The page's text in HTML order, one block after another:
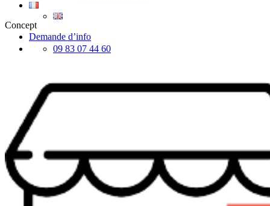
Demande d’info
09 83 07 44 60
Concept